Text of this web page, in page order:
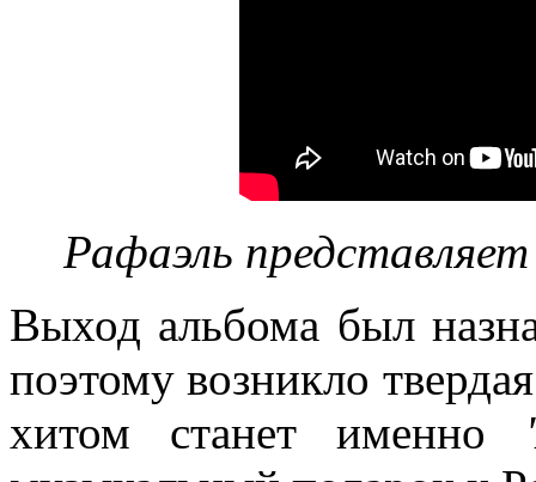
Рафаэль
Выход альбома был
поэтому возникло
хитом станет именно